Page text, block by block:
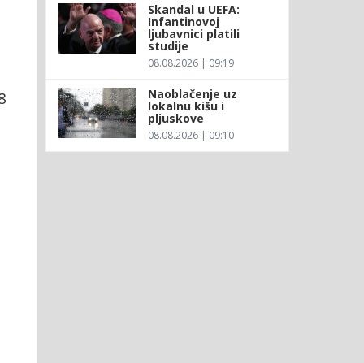
Skandal u UEFA:
Infantinovoj
ljubavnici platili
studije
08.08.2026 | 09:19
Naoblačenje uz
lokalnu kišu i
pljuskove
08.08.2026 | 09:10